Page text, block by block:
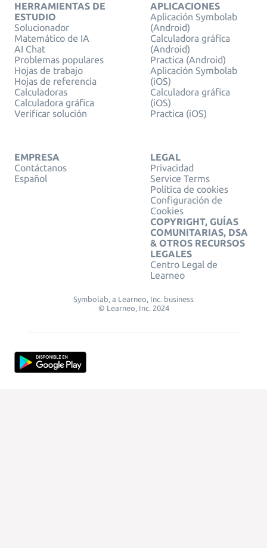
HERRAMIENTAS DE
ESTUDIO
Solucionador
Matemático de IA
AI Chat
Problemas populares
Hojas de trabajo
Hojas de referencia
Calculadoras
Calculadora gráfica
Verificar solución
APLICACIONES
Aplicación Symbolab
(Android)
Calculadora gráfica
(Android)
Practica (Android)
Aplicación Symbolab
(iOS)
Calculadora gráfica
(iOS)
Practica (iOS)
EMPRESA
Contáctanos
Español
LEGAL
Privacidad
Service Terms
Política de cookies
Configuración de
Cookies
COPYRIGHT, GUÍAS
COMUNITARIAS, DSA
& OTROS RECURSOS
LEGALES
Centro Legal de
Learneo
Symbolab, a Learneo, Inc. business
© Learneo, Inc. 2024